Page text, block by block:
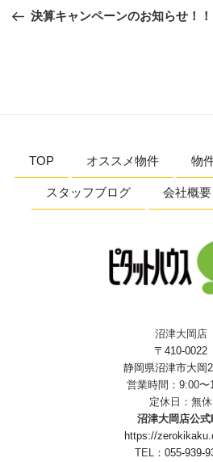
ナ
の
決算キャンペーンのお知らせ！！
TOP オススメ物件 物
スタッフブログ 会社概要
沼津大岡店
〒410-0022
静岡県沼津市大岡
営業時間：9:00〜
定休日：無休
沼津大岡店公式
https://
TEL： 055-939-